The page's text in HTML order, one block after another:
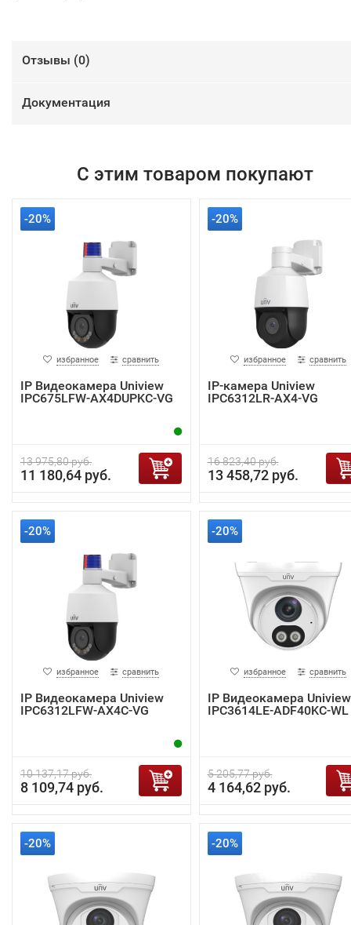
Отзывы (0)
Документация
С этим товаром покупают
-20%
избранное сравнить
IP Видеокамера Uniview
IPC675LFW-AX4DUPKC-VG
13 975,80 руб.
11 180,64 руб.
-20%
избранное сравнить
IP-камера Uniview
IPC6312LR-AX4-VG
16 823,40 руб.
13 458,72 руб.
-20%
избранное сравнить
IP Видеокамера Uniview
IPC6312LFW-AX4C-VG
10 137,17 руб.
8 109,74 руб.
-20%
избранное сравнить
IP Видеокамера Uniview
IPC3614LE-ADF40KC-WL
5 205,77 руб.
4 164,62 руб.
-20% -20%